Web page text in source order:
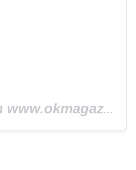
Публикация от www.okmagazine.ru (@okmagazine_ru)